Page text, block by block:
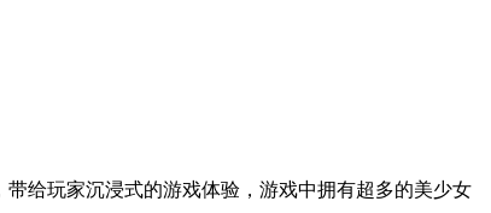
给玩家沉浸式的游戏体验，游戏中拥有超多的美少女